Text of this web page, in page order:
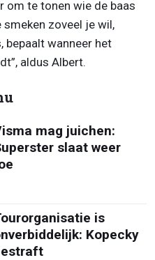
om te tonen wie de baas
smeken zoveel je wil,
bepaalt wanneer het
aldus Albert.
mag juichen:
slaat weer
is
Kopecky